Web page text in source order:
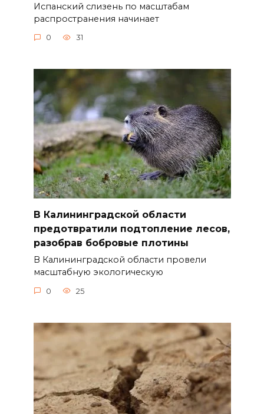
Испанский слизень по масштабам
распространения начинает
0 31
В Калининградской области
предотвратили подтопление лесов,
разобрав бобровые плотины
В Калининградской области провели
масштабную экологическую
0 25